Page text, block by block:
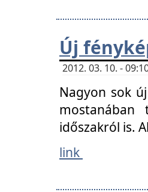
Új
2012. 03. 10. -
Nagyon sok
mostanában
időszakról is.
link